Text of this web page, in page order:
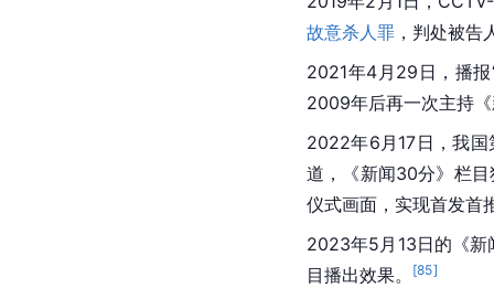
故意杀人罪 ，判处被告
2021年4月29日，播
2009年后再一次主持
2022年6月17日，我国
道，《新闻30分》栏
仪式画面，实现首发首
2023年5月13日的《
目播出效果。
[85]